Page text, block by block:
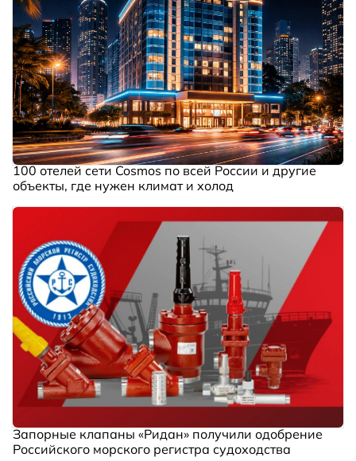
100 отелей сети Cosmos по всей России и другие
объекты, где нужен климат и холод
Запорные клапаны «Ридан» получили одобрение
Российского морского регистра судоходства